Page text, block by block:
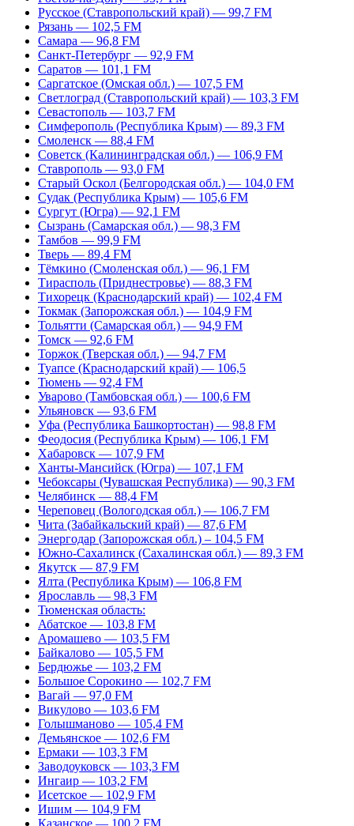
Русское (Ставропольский край) — 99,7 FM
Рязань — 102,5 FM
Самара — 96,8 FM
Санкт-Петербург — 92,9 FM
Саратов — 101,1 FM
Саргатское (Омская обл.) — 107,5 FM
Светлоград (Ставропольский край) — 103,3 FM
Севастополь — 103,7 FM
Симферополь (Республика Крым) — 89,3 FM
Смоленск — 88,4 FM
Советск (Калининградская обл.) — 106,9 FM
Ставрополь — 93,0 FM
Старый Оскол (Белгородская обл.) — 104,0 FM
Судак (Республика Крым) — 105,6 FM
Сургут (Югра) — 92,1 FM
Сызрань (Самарская обл.) — 98,3 FM
Тамбов — 99,9 FM
Тверь — 89,4 FM
Тёмкино (Смоленская обл.) — 96,1 FM
Тирасполь (Приднестровье) — 88,3 FM
Тихорецк (Краснодарский край) — 102,4 FM
Токмак (Запорожская обл.) — 104,9 FM
Тольятти (Самарская обл.) — 94,9 FM
Томск — 92,6 FM
Торжок (Тверская обл.) — 94,7 FM
Туапсе (Краснодарский край) — 106,5
Тюмень — 92,4 FM
Уварово (Тамбовская обл.) — 100,6 FM
Ульяновск — 93,6 FM
Уфа (Республика Башкортостан) — 98,8 FM
Феодосия (Республика Крым) — 106,1 FM
Хабаровск — 107,9 FM
Ханты-Мансийск (Югра) — 107,1 FM
Чебоксары (Чувашская Республика) — 90,3 FM
Челябинск — 88,4 FM
Череповец (Вологодская обл.) — 106,7 FM
Чита (Забайкальский край) — 87,6 FM
Энергодар (Запорожская обл.) – 104,5 FM
Южно-Сахалинск (Сахалинская обл.) — 89,3 FM
Якутск — 87,9 FM
Ялта (Республика Крым) — 106,8 FM
Ярославль — 98,3 FM
Тюменская область:
Абатское — 103,8 FM
Аромашево — 103,5 FM
Байкалово — 105,5 FM
Бердюжье — 103,2 FM
Большое Сорокино — 102,7 FM
Вагай — 97,0 FM
Викулово — 103,6 FM
Голышманово — 105,4 FM
Демьянское — 102,6 FM
Ермаки — 103,3 FM
Заводоуковск — 103,3 FM
Ингаир — 103,2 FM
Исетское — 102,9 FM
Ишим — 104,9 FM
Казанское — 100,2 FM